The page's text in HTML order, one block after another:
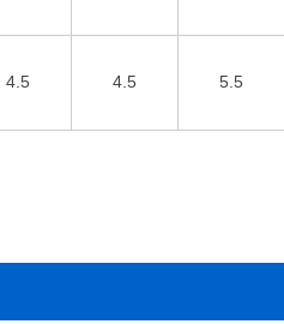
4.5 4.5 5.5